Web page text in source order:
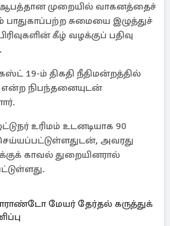
முறையில் வாகனத்தைச்
பாதுகாப்பற்ற சுமையை இழுத்துச்
கீழ் வழக்குப் பதிவு
19-ம் திகதி நீதிமன்றத்தில்
நிபந்தனையுடன்
உரிமம் உடனடியாக 90
அவரது
காவல் துறையினரால்
மேயர் தேர்தல் கருத்துக்